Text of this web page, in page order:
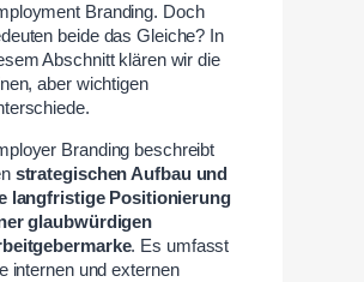
Branding. Doch
beide das Gleiche? In
Abschnitt klären wir die
aber wichtigen
Branding beschreibt
strategischen Aufbau und
langfristige Positionierung
glaubwürdigen
. Es umfasst
internen und externen